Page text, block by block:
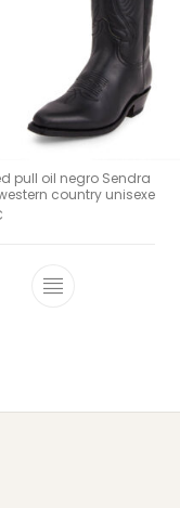
variations.
pull oil negro Sendra
country unisexe
Ce produit a